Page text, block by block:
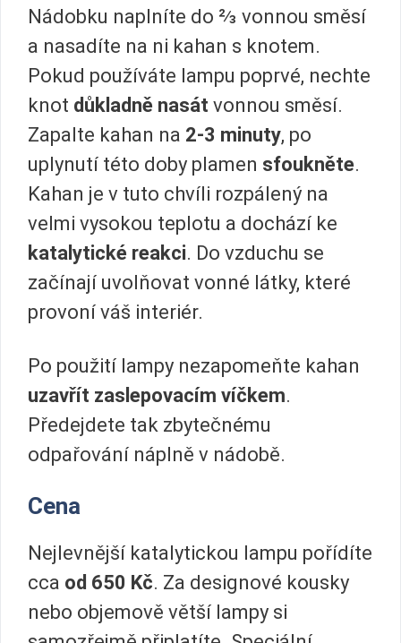
Nádobku naplníte do ⅔ vonnou směsí
a nasadíte na ni kahan s knotem.
Pokud používáte lampu poprvé, nechte
knot důkladně nasát vonnou směsí.
Zapalte kahan na 2-3 minuty, po
uplynutí této doby plamen sfoukněte.
Kahan je v tuto chvíli rozpálený na
velmi vysokou teplotu a dochází ke
katalytické reakci. Do vzduchu se
začínají uvolňovat vonné látky, které
provoní váš interiér.
Po použití lampy nezapomeňte kahan
uzavřít zaslepovacím víčkem.
Předejdete tak zbytečnému
odpařování náplně v nádobě.
Cena
Nejlevnější katalytickou lampu pořídíte
cca od 650 Kč. Za designové kousky
nebo objemově větší lampy si